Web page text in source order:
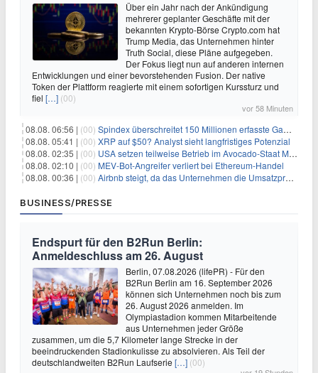
Über ein Jahr nach der Ankündigung
mehrerer geplanter Geschäfte mit der
bekannten Krypto-Börse Crypto.com hat
Trump Media, das Unternehmen hinter
Truth Social, diese Pläne aufgegeben.
Der Fokus liegt nun auf anderen internen
Entwicklungen und einer bevorstehenden Fusion. Der native
Token der Plattform reagierte mit einem sofortigen Kurssturz und
fiel […] (00)
vor 58 Minuten
08.08. 06:56 | (00) Spindex überschreitet 150 Millionen erfasste Gaming-Ereignisse in Echtzeit-Datenpipeline
08.08. 05:41 | (00) XRP auf $50? Analyst sieht langfristiges Potenzial
08.08. 02:35 | (00) USA setzen teilweise Betrieb im Avocado-Staat Michoacán in Mexiko wieder in Gang
08.08. 02:10 | (00) MEV-Bot-Angreifer verliert bei Ethereum-Handel
08.08. 00:36 | (00) Airbnb steigt, da das Unternehmen die Umsatzprognose anhebt und starkes Wachstum signalisiert
BUSINESS/PRESSE
Endspurt für den B2Run Berlin:
Anmeldeschluss am 26. August
Berlin, 07.08.2026 (lifePR) - Für den
B2Run Berlin am 16. September 2026
können sich Unternehmen noch bis zum
26. August 2026 anmelden. Im
Olympiastadion kommen Mitarbeitende
aus Unternehmen jeder Größe
zusammen, um die 5,7 Kilometer lange Strecke in der
beeindruckenden Stadionkulisse zu absolvieren. Als Teil der
deutschlandweiten B2Run Laufserie […] (00)